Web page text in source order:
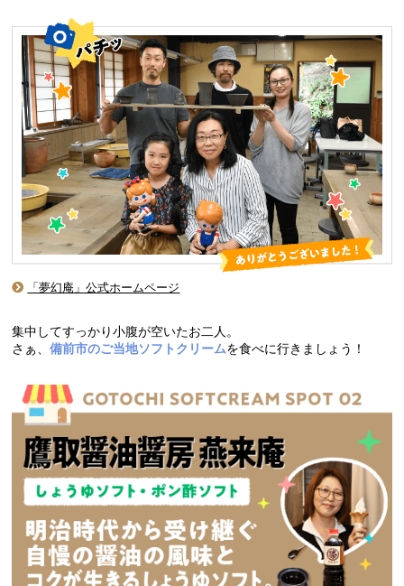
「夢幻庵」公式ホームページ
集中してすっかり小腹が空いたお二人。
さぁ、備前市のご当地ソフトクリームを食べに行きましょう！